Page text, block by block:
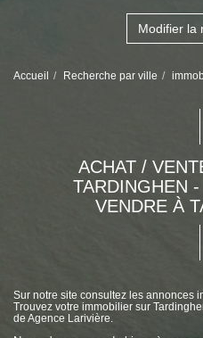
Modifier la
Accueil Recherche par ville
ACHAT /
TARDINGHEN
VENDRE À
Sur notre site consultez les annonces
Trouvez votre immobilier sur
de Agence Larivière.